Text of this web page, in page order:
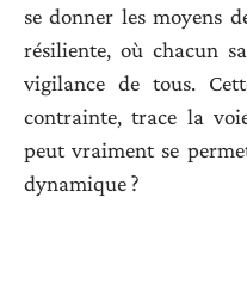
se donner les moyens
résiliente, où chacun
vigilance de tous.
contrainte, trace la
peut vraiment se
dynamique ?